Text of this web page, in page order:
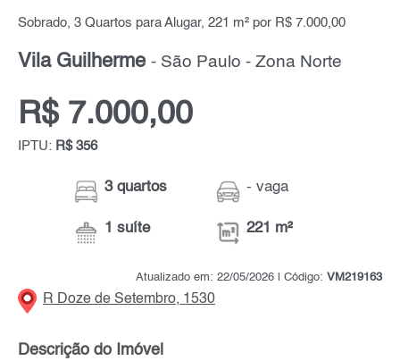
Sobrado, 3 Quartos para Alugar, 221 m² por R$ 7.000,00
Vila Guilherme - São Paulo - Zona Norte
R$ 7.000,00
IPTU: R$ 356
3 quartos
1 suíte
- vaga
221 m²
Atualizado em: 22/05/2026 | Código: VM219163
R Doze de Setembro, 1530
Descrição do Imóvel